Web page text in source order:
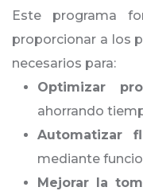
Este programa
proporcionar a los
necesarios para:
Optimizar
ahorrando
Automatizar
mediante
Mejorar la